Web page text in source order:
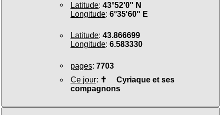
Latitude: 43°52'0" N
Longitude: 6°35'60" E
Latitude: 43.866699
Longitude: 6.583330
pages: 7703
Ce jour: ✝ Cyriaque et ses
compagnons